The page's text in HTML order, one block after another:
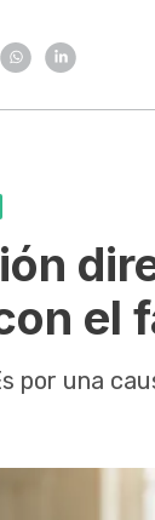
el
por una